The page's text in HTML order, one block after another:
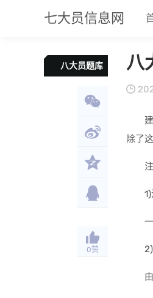
七大员信息网
八
除了
八大员题库
0赞